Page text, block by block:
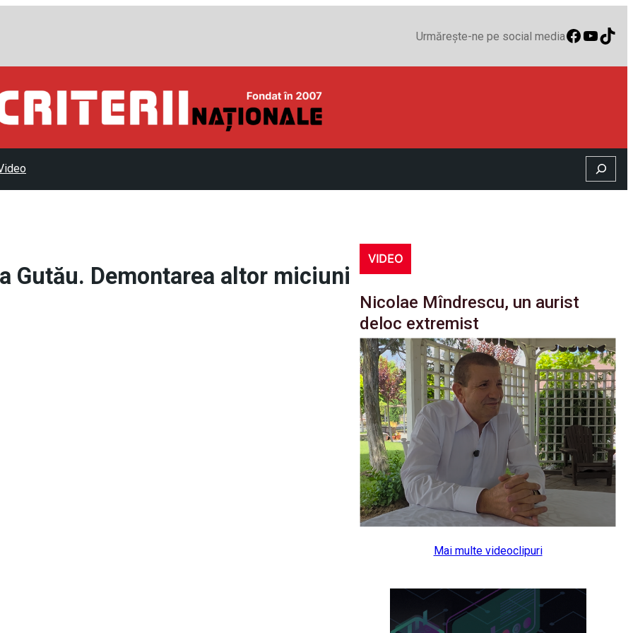
Urmărește-ne pe social media
Search
Gutău. Demontarea altor miciuni
VIDEO
Nicolae Mîndrescu, un aurist
deloc extremist
Mai multe videoclipuri